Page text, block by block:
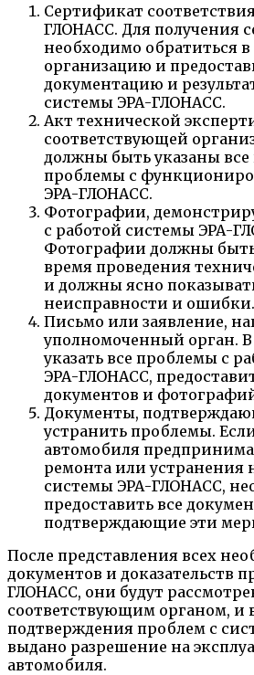
Сертификат
ГЛОНАСС. Для получения
необходимо обратиться
организацию и
документацию и
системы ЭРА-ГЛОНАСС.
Акт технической
соответствующей
должны быть указаны
проблемы с
ЭРА-ГЛОНАСС.
Фотографии,
с работой системы ЭРА-
Фотографии должны
время проведения
и должны ясно
неисправности и ошибки.
Письмо или заявление,
уполномоченный орган. В
указать все проблемы с
ЭРА-ГЛОНАСС,
документов и
Документы,
устранить проблемы.
автомобиля
ремонта или устранения
системы ЭРА-ГЛОНАСС,
предоставить все
подтверждающие эти
После представления всех
документов и доказательств
ГЛОНАСС, они будут
соответствующим органом, и
подтверждения проблем с
выдано разрешение на
автомобиля.